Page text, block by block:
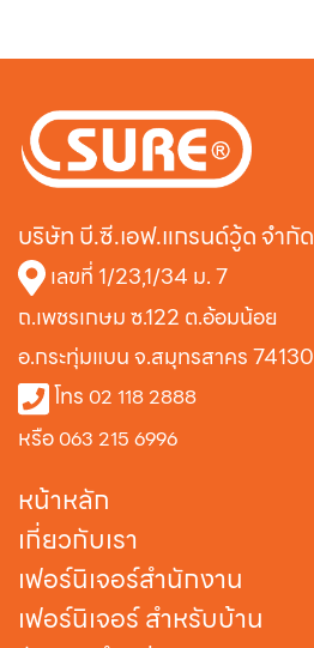
บริษัท บี.ซี.เอฟ.แกรนด์วู้ด จำกัด
เลขที่ 1/23,1/34 ม. 7
ถ.เพชรเกษม ซ.122 ต.อ้อมน้อย
อ.กระทุ่มแบน จ.สมุทรสาคร 74130
โทร 02 118 2888
หรือ 063 215 6996
หน้าหลัก
เกี่ยวกับเรา
เฟอร์นิเจอร์สำนักงาน
เฟอร์นิเจอร์ สำหรับบ้าน